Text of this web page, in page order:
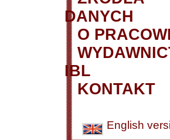
DANYCH
O
IBL
KONTAKT
English